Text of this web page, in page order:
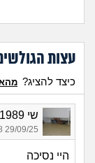
עצות
כיצד להציג?
שי 1989, בת 36
29/09/25 12:08
היי נסיכה